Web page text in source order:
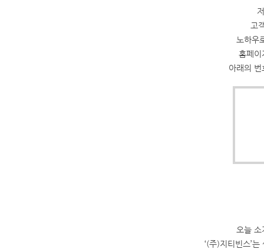
고
노하우
홈페이
아래의
오늘
‘(주)지티빈스’